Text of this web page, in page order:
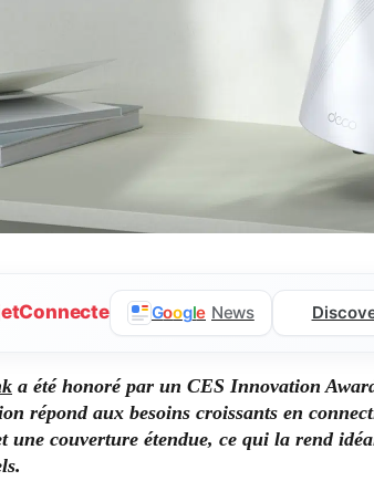
Google News
a été honoré par un CES Innovation
répond aux besoins croissants en
une couverture étendue, ce qui la rend